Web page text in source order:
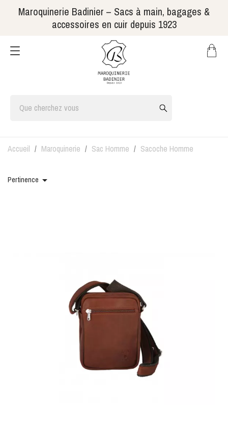
Maroquinerie Badinier – Sacs à main, bagages &
accessoires en cuir depuis 1923
Accueil Maroquinerie Sac Homme Sacoche Homme
Pertinence 